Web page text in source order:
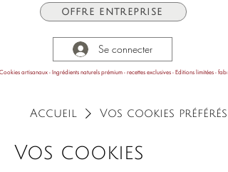
OFFRE ENTREPRISE
Se connecter
Cookies artisanaux - Ingrédients naturels prémium - recettes exclusives - Editions limitées -
Accueil Vos cookies préférés
Vos cookies